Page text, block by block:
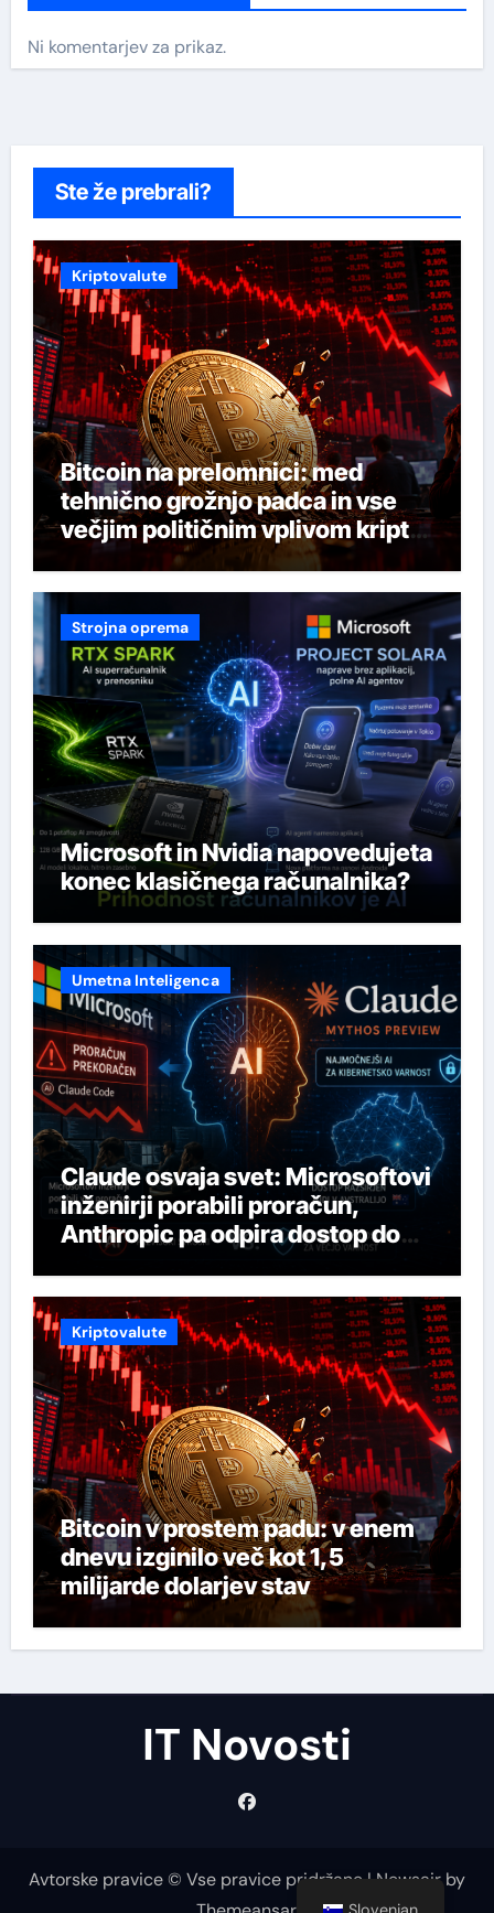
Ni komentarjev za prikaz.
Ste že prebrali?
Kriptovalute
Bitcoin na prelomnici: med
tehnično grožnjo padca in vse
večjim političnim vplivom kripto
industrije
Strojna oprema
Microsoft in Nvidia napovedujeta
konec klasičnega računalnika?
Umetna Inteligenca
Claude osvaja svet: Microsoftovi
inženirji porabili proračun,
Anthropic pa odpira dostop do
svojega najmočnejšega AI-ja
Kriptovalute
Bitcoin v prostem padu: v enem
dnevu izginilo več kot 1,5
milijarde dolarjev stav
IT Novosti
Avtorske pravice © Vse pravice pridržane|Newsairby